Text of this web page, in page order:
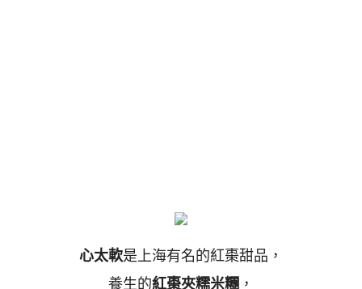
心太軟是上海有名的紅棗甜品，
養生的紅棗夾糯米糰 ，